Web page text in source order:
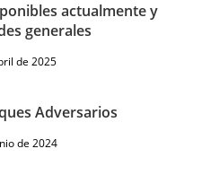
actualmente y
generales
de 2025
Adversarios
de 2024